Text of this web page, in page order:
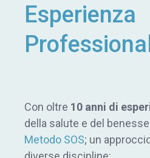
Esperienza
Con oltre 10 anni di
della salute e del
Metodo SOS; un